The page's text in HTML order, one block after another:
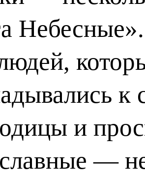
к
и
—